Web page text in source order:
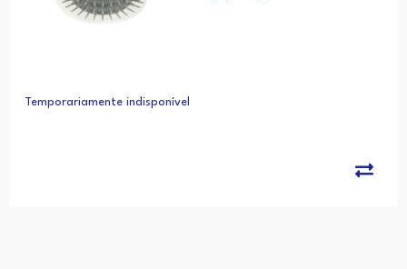
Temporariamente indisponível